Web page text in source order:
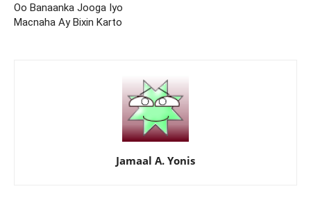
Oo Banaanka Jooga Iyo
Macnaha Ay Bixin Karto
Jamaal A. Yonis